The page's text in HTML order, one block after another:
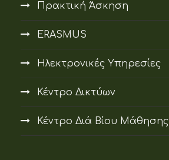
Πρακτική Άσκηση
ERASMUS
Ηλεκτρονικές Υπηρεσίες
Κέντρο Δικτύων
Κέντρο Διά Βίου Μάθησης